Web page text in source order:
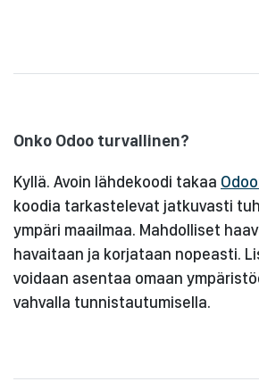
Onko Odoo turvallinen?
Kyllä. Avoin lähdekoodi takaa
koodia tarkastelevat jatkuvasti
ympäri maailmaa. Mahdolliset
havaitaan ja korjataan nopeasti.
voidaan asentaa omaan
vahvalla tunnistautumisella.